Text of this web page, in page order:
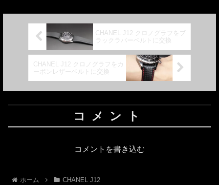
CHANEL J12 クロノグラフをブ
ラックラバーベルトに交換
CHANEL J12 クロノグラフをカ
ーボンレザーベルトに交換
コメント
コメントを書き込む
ホーム CHANEL J12